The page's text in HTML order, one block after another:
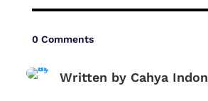
0 Comments
Written by Cahya